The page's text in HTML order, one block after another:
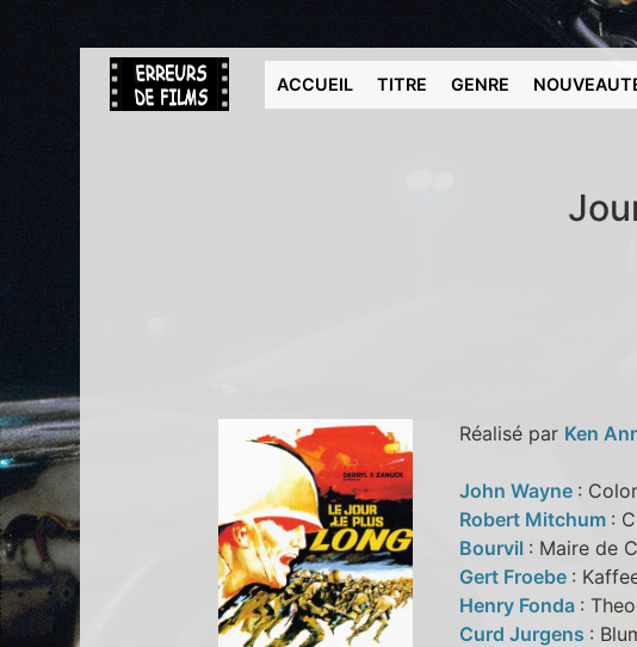
ACCUEIL TITRE GENRE
Réalisé par Ken
John Wayne :
Robert Mitchum :
Bourvil : Maire de
Gert Froebe :
Henry Fonda :
Curd Jurgens :